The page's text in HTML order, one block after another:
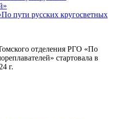
пути русских кругосветных
отделения РГО «По
стартовала в
г.